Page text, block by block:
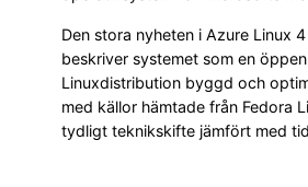
Den stora nyheten i Azure Linux
beskriver systemet som en öppen
Linuxdistribution byggd och
med källor hämtade från Fedora
tydligt teknikskifte jämfört med